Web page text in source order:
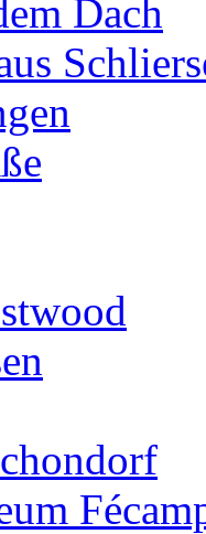
Dach